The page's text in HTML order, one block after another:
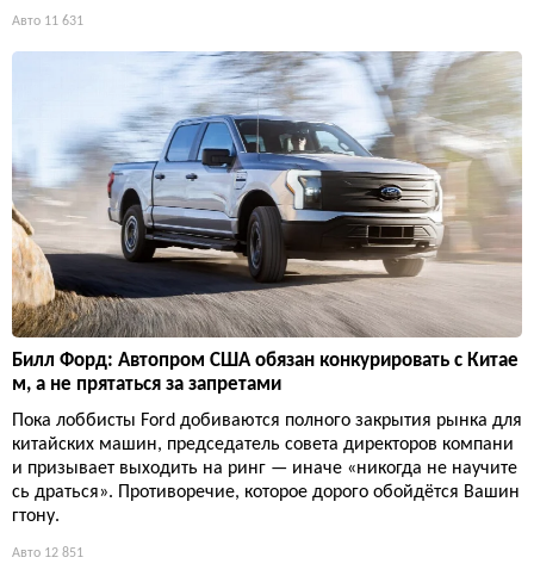
Авто 11 631
Билл Форд: Автопром США обязан конкурировать с Китае
м, а не прятаться за запретами
Пока лоббисты Ford добиваются полного закрытия рынка для
китайских машин, председатель совета директоров компани
и призывает выходить на ринг — иначе «никогда не научите
сь драться». Противоречие, которое дорого обойдётся Вашин
гтону.
Авто 12 851